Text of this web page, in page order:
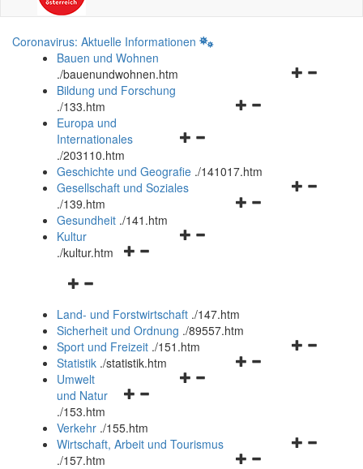
Coronavirus: Aktuelle Informationen
Bauen und Wohnen
./bauenundwohnen.htm
Navigationsmenü
Bildung und Forschung
./133.htm
Navigationsmenü
und
schließen
Europa und
Internationales
./203110.htm
Geschichte und Geografie ./141017.htm
Navigationsmenü
Gesellschaft und Soziales
./139.htm
Navigationsmenü
Gesundheit ./141.htm
Navigationsmenü
Kultur
./kultur.htm
Navigationsmenü
und
schließen
Land- und Forstwirtschaft ./147.htm
Sicherheit und Ordnung ./89557.htm
Navigationsmenü
Sport und Freizeit ./151.htm
Navigationsmenü
Statistik ./statistik.htm
Navigationsmenü
und
schließen
Umwelt
und Natur
./153.htm
Verkehr ./155.htm
Navigationsmenü
Wirtschaft, Arbeit und Tourismus
./157.htm